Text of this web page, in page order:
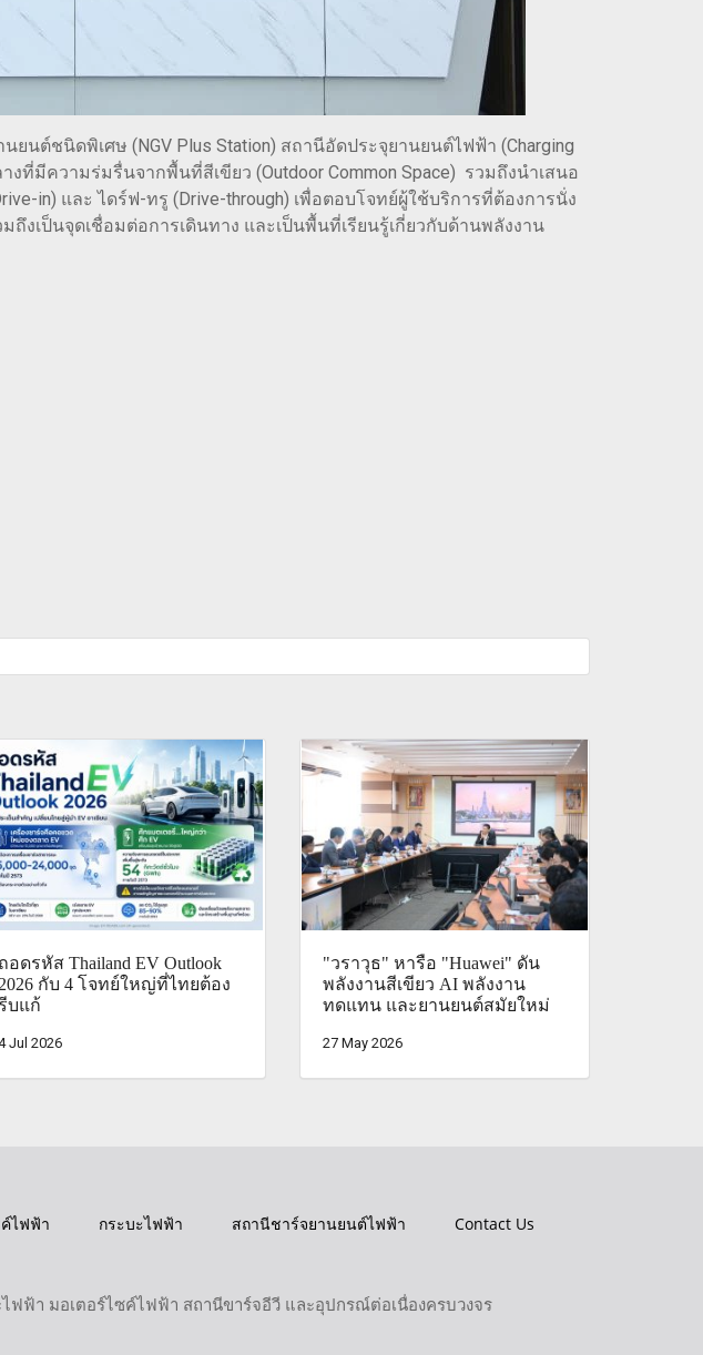
ชนิดพิเศษ (NGV Plus Station) สถานีอัดประจุยานยนต์ไฟฟ้า (Charging
มีความร่มรื่นจากพื้นที่สีเขียว (Outdoor Common Space) รวมถึงนำเสนอ
in) และ ไดร์ฟ-ทรู (Drive-through) เพื่อตอบโจทย์ผู้ใช้บริการที่ต้องการนั่ง
งเป็นจุดเชื่อมต่อการเดินทาง และเป็นพื้นที่เรียนรู้เกี่ยวกับด้านพลังงาน
ถอดรหัส Thailand EV Outlook
2026 กับ 4 โจทย์ใหญ่ที่ไทยต้อง
บแก้
Jul 2026
"วราวุธ" หารือ "Huawei" ดัน
พลังงานสีเขียว AI พลังงาน
ทดแทน และยานยนต์สมัยใหม่
27 May 2026
ไฟฟ้า กระบะไฟฟ้า สถานีชาร์จยานยนต์ไฟฟ้า
Contact Us
ฟฟ้า มอเตอร์ไซค์ไฟฟ้า สถานีขาร์จอีวี และอุปกรณ์ต่อเนื่องครบวงจร